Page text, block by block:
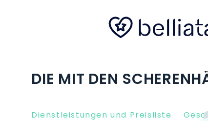
DIE MIT DEN
Dienstleistungen und Preisliste